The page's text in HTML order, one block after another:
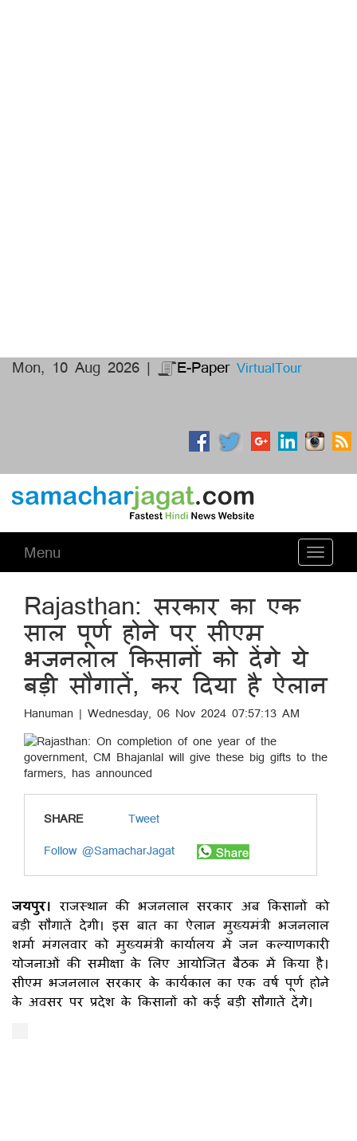
Mon, 10 Aug 2026 | E-Paper VirtualTour
Toggle
Menu
Rajasthan: सरकार का एक
साल पूर्ण होने पर सीएम
भजनलाल किसानों को देंगे ये
बड़ी सौगातें, कर दिया है ऐलान
Hanuman | Wednesday, 06 Nov 2024 07:57:13 AM
SHARE
Tweet
Follow @SamacharJagat
जयपुर। राजस्थान की भजनलाल सरकार अब किसानों को
बड़ी सौगातें देगी। इस बात का ऐलान मुख्यमंत्री भजनलाल
शर्मा मंगलवार को मुख्यमंत्री कार्यालय में जन कल्याणकारी
योजनाओं की समीक्षा के लिए आयोजित बैठक में किया है।
सीएम भजनलाल सरकार के कार्यकाल का एक वर्ष पूर्ण होने
के अवसर पर प्रदेश के किसानों को कई बड़ी सौगातें देंगे।